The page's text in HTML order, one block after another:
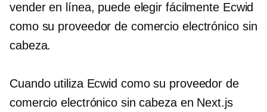
vender en línea, puede elegir fácilmente Ecwid
como su proveedor de comercio electrónico sin
cabeza.
Cuando utiliza Ecwid como su proveedor de
comercio electrónico sin cabeza en Next.js